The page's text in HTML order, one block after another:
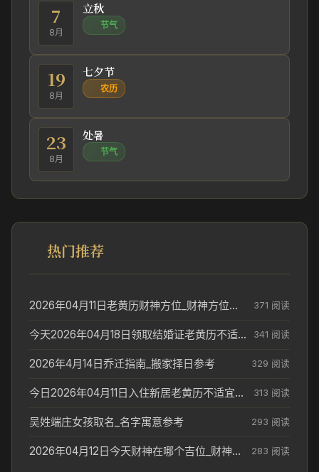
7
8月
立秋
节气
19
8月
七夕节
农历
23
8月
处暑
节气
热门推荐
2026年04月11日老黄历财神方位_财神方位与供奉讲究 371 阅读
今天2026年04月18日领取结婚证老黄历不适合吗_领证日期参考 341 阅读
2026年4月14日乔迁指南_搬家择日参考 329 阅读
今日2026年04月11日入住新居老黄历不适宜吗_搬家择日参考 313 阅读
吴姓端庄女孩取名_名字寓意参考 293 阅读
2026年04月12日今天财神在哪个吉位_财神方位参考 283 阅读